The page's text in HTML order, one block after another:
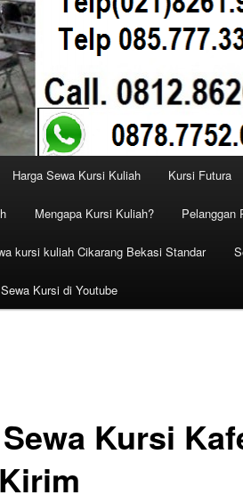
Harga Sewa Kursi Kuliah Kursi Futura
Mengapa Kursi Kuliah? Pelanggan
kursi kuliah Cikarang Bekasi Standar
Kursi di Youtube
Kursi